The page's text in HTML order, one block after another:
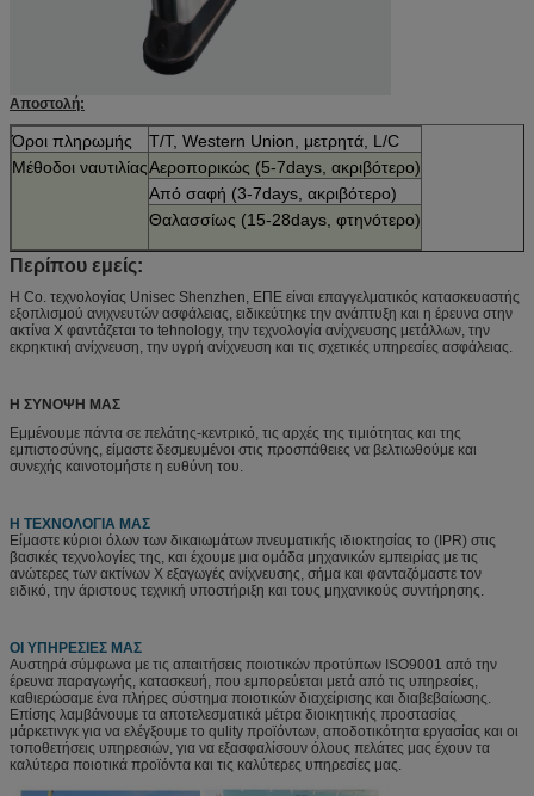
Αποστολή:
Όροι πληρωμής
T/T, Western Union, μετρητά, L/C
Μέθοδοι ναυτιλίαςΑεροπορικώς (5-7days, ακριβότερο)
Από σαφή (3-7days, ακριβότερο)
Θαλασσίως (15-28days, φτηνότερο)
Περίπου εμείς:
Η Co. τεχνολογίας Unisec Shenzhen, ΕΠΕ είναι επαγγελματικός κατασκευαστής
εξοπλισμού ανιχνευτών ασφάλειας, ειδικεύτηκε την ανάπτυξη και η έρευνα στην
ακτίνα X φαντάζεται το tehnology, την τεχνολογία ανίχνευσης μετάλλων, την
εκρηκτική ανίχνευση, την υγρή ανίχνευση και τις σχετικές υπηρεσίες ασφάλειας.
Η ΣΥΝΟΨΗ ΜΑΣ
Εμμένουμε πάντα σε πελάτης-κεντρικό, τις αρχές της τιμιότητας και της
εμπιστοσύνης, είμαστε δεσμευμένοι στις προσπάθειες να βελτιωθούμε και
συνεχής καινοτομήστε η ευθύνη του.
Η ΤΕΧΝΟΛΟΓΙΑ ΜΑΣ
Είμαστε κύριοι όλων των δικαιωμάτων πνευματικής ιδιοκτησίας το (IPR) στις
βασικές τεχνολογίες της, και έχουμε μια ομάδα μηχανικών εμπειρίας με τις
ανώτερες των ακτίνων X εξαγωγές ανίχνευσης, σήμα και φανταζόμαστε τον
ειδικό, την άριστους τεχνική υποστήριξη και τους μηχανικούς συντήρησης.
ΟΙ ΥΠΗΡΕΣΙΕΣ ΜΑΣ
Αυστηρά σύμφωνα με τις απαιτήσεις ποιοτικών προτύπων ISO9001 από την
έρευνα παραγωγής, κατασκευή, που εμπορεύεται μετά από τις υπηρεσίες,
καθιερώσαμε ένα πλήρες σύστημα ποιοτικών διαχείρισης και διαβεβαίωσης.
Επίσης λαμβάνουμε τα αποτελεσματικά μέτρα διοικητικής προστασίας
μάρκετινγκ για να ελέγξουμε το qulity προϊόντων, αποδοτικότητα εργασίας και οι
τοποθετήσεις υπηρεσιών, για να εξασφαλίσουν όλους πελάτες μας έχουν τα
καλύτερα ποιοτικά προϊόντα και τις καλύτερες υπηρεσίες μας.